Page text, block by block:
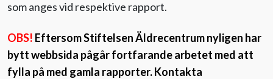
som anges vid respektive rapport.
OBS! Eftersom Stiftelsen Äldrecentrum nyligen har
bytt webbsida pågår fortfarande arbetet med att
fylla på med gamla rapporter. Kontakta